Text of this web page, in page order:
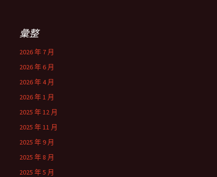
彙整
2026 年 7 月
2026 年 6 月
2026 年 4 月
2026 年 1 月
2025 年 12 月
2025 年 11 月
2025 年 9 月
2025 年 8 月
2025 年 5 月